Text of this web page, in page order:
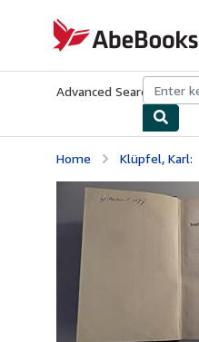
AbeBooks.com
Advanced Search
Home Klüpfel, Karl: